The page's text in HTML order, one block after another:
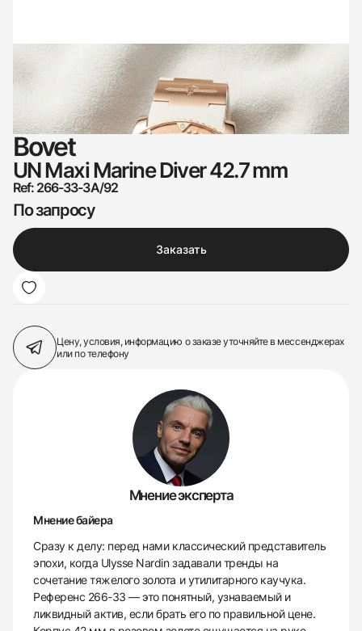
Bovet
UN Maxi Marine Diver 42.7 mm
Ref: 266-33-3A/92
По запросу
Заказать
Цену, условия, информацию о заказеуточняйте в мессенджерах
или по телефону
Мнение эксперта
Мнение байера
Сразу к делу: перед нами классический представитель
эпохи, когда Ulysse Nardin задавали тренды на
сочетание тяжелого золота и утилитарного каучука.
Референс 266-33 — это понятный, узнаваемый и
ликвидный актив, если брать его по правильной цене.